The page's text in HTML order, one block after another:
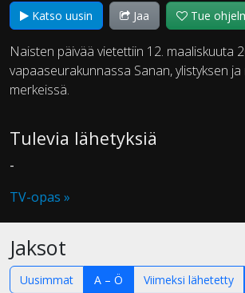
Katso uusin Jaa Tue
Naisten päivää vietettiin 12. maaliskuuta
vapaaseurakunnassa Sanan, ylistyksen
merkeissä.
Tulevia lähetyksiä
-
TV-opas »
Jaksot
Uusimmat A – Ö Viimeksi lähetetty